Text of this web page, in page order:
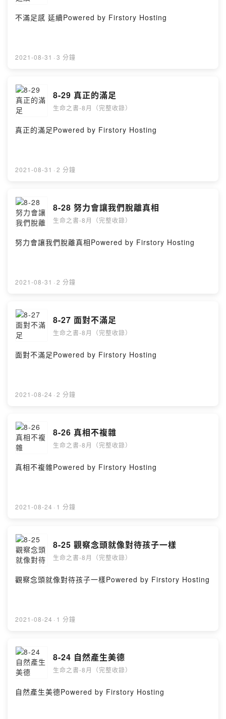
不滿足感 延續Powered by Firstory Hosting
2021-08-31 · 3 分鐘
8-29 真正的滿足
生命之書-8月（完整收錄）
真正的滿足Powered by Firstory Hosting
2021-08-31 · 2 分鐘
8-28 努力會讓我們脫離真相
生命之書-8月（完整收錄）
努力會讓我們脫離真相Powered by Firstory Hosting
2021-08-31 · 2 分鐘
8-27 面對不滿足
生命之書-8月（完整收錄）
面對不滿足Powered by Firstory Hosting
2021-08-24 · 2 分鐘
8-26 真相不複雜
生命之書-8月（完整收錄）
真相不複雜Powered by Firstory Hosting
2021-08-24 · 1 分鐘
8-25 觀察念頭就像對待孩子一樣
生命之書-8月（完整收錄）
觀察念頭就像對待孩子一樣Powered by Firstory Hosting
2021-08-24 · 1 分鐘
8-24 自然產生美德
生命之書-8月（完整收錄）
自然產生美德Powered by Firstory Hosting